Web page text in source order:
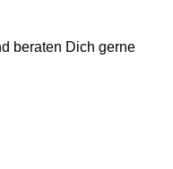
beraten Dich gerne